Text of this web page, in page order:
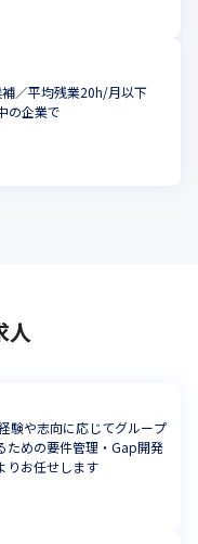
／平均残業20h/月以下
の企業で
人
験や志向に応じてグループ
ための要件管理・Gap開発
りお任せします